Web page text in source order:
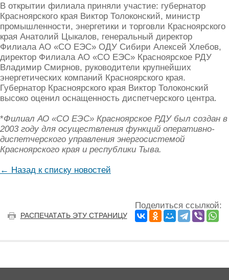
В открытии филиала приняли участие: губернатор
Красноярского края Виктор Толоконский, министр
промышленности, энергетики и торговли Красноярского
края Анатолий Цыкалов, генеральный директор
Филиала АО «СО ЕЭС» ОДУ Сибири Алексей Хлебов,
директор Филиала АО «СО ЕЭС» Красноярское РДУ
Владимир Смирнов, руководители крупнейших
энергетических компаний Красноярского края.
Губернатор Красноярского края Виктор Толоконский
высоко оценил оснащенность диспетчерского центра.
*Филиал АО «СО ЕЭС» Красноярское РДУ был создан в
2003 году для осуществления функций оперативно-
диспетчерского управления энергосистемой
Красноярского края и республики Тыва.
← Назад к списку новостей
РАСПЕЧАТАТЬ ЭТУ СТРАНИЦУ
Поделиться ссылкой: